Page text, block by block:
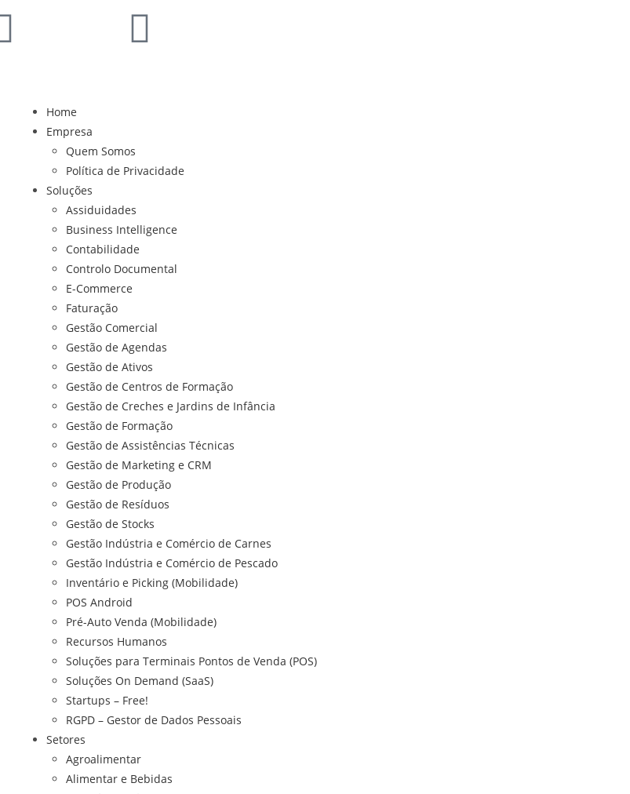
Home
Empresa
Quem Somos
Política de Privacidade
Soluções
Assiduidades
Business Intelligence
Contabilidade
Controlo Documental
E-Commerce
Faturação
Gestão Comercial
Gestão de Agendas
Gestão de Ativos
Gestão de Centros de Formação
Gestão de Creches e Jardins de Infância
Gestão de Formação
Gestão de Assistências Técnicas
Gestão de Marketing e CRM
Gestão de Produção
Gestão de Resíduos
Gestão de Stocks
Gestão Indústria e Comércio de Carnes
Gestão Indústria e Comércio de Pescado
Inventário e Picking (Mobilidade)
POS Android
Pré-Auto Venda (Mobilidade)
Recursos Humanos
Soluções para Terminais Pontos de Venda (POS)
Soluções On Demand (SaaS)
Startups – Free!
RGPD – Gestor de Dados Pessoais
Setores
Agroalimentar
Alimentar e Bebidas